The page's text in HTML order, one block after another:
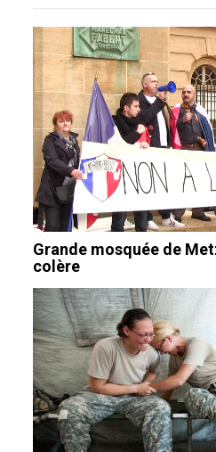
Grande mosquée de
colère